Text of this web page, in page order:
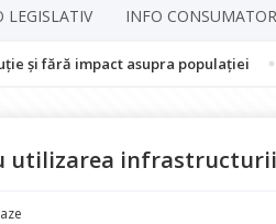
LEGISLATIV INFO
asupra populației
utilizarea